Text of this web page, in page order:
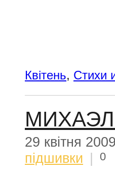
Квітень, Стихи
29 квітня
підшивки
0